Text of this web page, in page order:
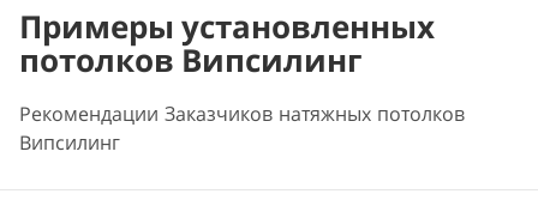
Примеры установленных
потолков Випсилинг
Рекомендации Заказчиков натяжных потолков
Випсилинг